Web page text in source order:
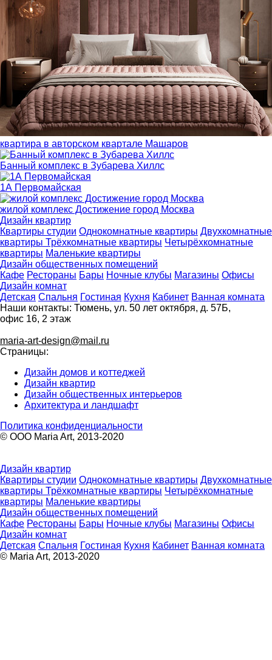
квартира в авторском квартале Машаров
Банный комплекс в Зубарева Хиллс
1А Первомайская
жилой комплекс Достижение город Москва
Дизайн квартир
Квартиры студии Однокомнатные квартиры Двухкомнатные
квартиры Трёхкомнатные квартиры Четырёхкомнатные
квартиры Маленькие квартиры
Дизайн общественных помещений
Кафе Рестораны Бары Ночные клубы Магазины Офисы
Дизайн комнат
Детская Спальня Гостиная Кухня Кабинет Ванная комната
Наши контакты: Тюмень, ул. 50 лет октября, д. 57Б,
офис 16, 2 этаж
maria-art-design@mail.ru
Страницы:
Дизайн домов и коттеджей
Дизайн квартир
Дизайн общественных интерьеров
Архитектура и ландшафт
Политика конфиденциальности
© ООО Maria Art, 2013-2020
Дизайн квартир
Квартиры студии Однокомнатные квартиры Двухкомнатные
квартиры Трёхкомнатные квартиры Четырёхкомнатные
квартиры Маленькие квартиры
Дизайн общественных помещений
Кафе Рестораны Бары Ночные клубы Магазины Офисы
Дизайн комнат
Детская Спальня Гостиная Кухня Кабинет Ванная комната
© Maria Art, 2013-2020